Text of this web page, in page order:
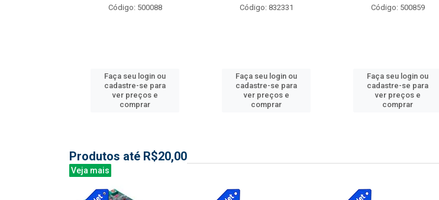
Código: 500088
Faça seu login ou
cadastre-se para
ver preços e
comprar
Código: 832331
Faça seu login ou
cadastre-se para
ver preços e
comprar
Código: 500859
Faça seu login ou
cadastre-se para
ver preços e
comprar
Produtos até R$20,00
Veja mais